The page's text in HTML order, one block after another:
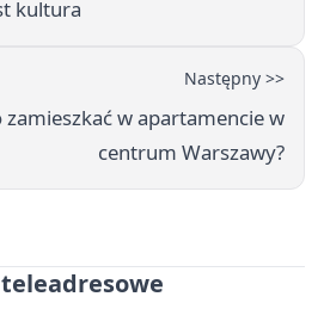
kultura
Następny >>
w apartamencie w
centrum Warszawy?